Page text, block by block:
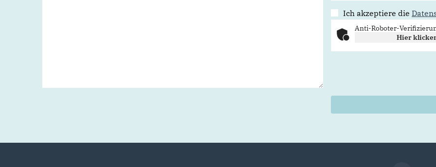
Ich akzeptiere die
Anti-Roboter-
Hier